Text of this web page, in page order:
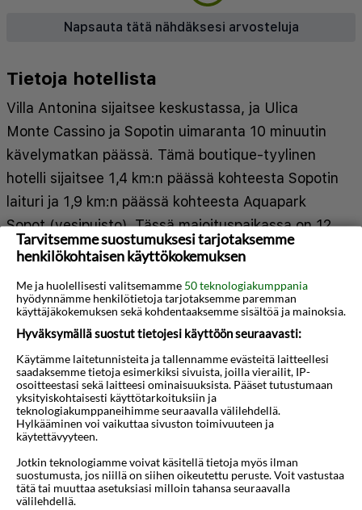
Napsauta tätä nähdäksesi arvosteluja
Tietoja hotellista
Villa Antonina sijaitsee keskustassa, ja Ulica
Monte Cassino ja Sopotin uimaranta 10 minuutin
kävelymatkan päässä. Tämä boutique-tyylinen
hotelli sijaitsee 1,4 km:n päässä kohteesta Sopotin
laituri ja 1,9 km:n päässä kohteesta Aquapark
Sopot (vesipuisto). Tässä majoituspaikassa on 12
yksilöllisesti sisustettua huonetta, joiden
tuotteilla täytetty minibaari. Varusteluun kuuluu
Select Comfort -patjallinen sänky. Mukavuuksiin
kuuluu kaapelikanavat sekä ilmainen langaton
internetyhteys. Huoneissa on oma kylpyhuone, ja
sen varusteluun kuuluu suihku, ilmaiset
hygieniatuotteet ja hiustenkuivaaja. Etäisyydet
pyöristetään lähimpään 0,1 mailiin ja kilometriin.
Sierakowskichin huvila - 0,4 km / 0,3 mi
Ulica Monte Cassino - 0,5 km / 0,3 mi
Näytä lisää
Kartta
Tarvitsemme suostumuksesi tarjotaksemme
henkilökohtaisen käyttökokemuksen
Me ja huolellisesti valitsemamme 50 teknologiakumppania
hyödynnämme henkilötietoja tarjotaksemme paremman
käyttäjäkokemuksen sekä kohdentaaksemme sisältöä ja mainoksia.
Hyväksymällä suostut tietojesi käyttöön seuraavasti:
Käytämme laitetunnisteita ja tallennamme evästeitä laitteellesi
saadaksemme tietoja esimerkiksi sivuista, joilla vierailit, IP-
osoitteestasi sekä laitteesi ominaisuuksista. Pääset tutustumaan
yksityiskohtaisesti käyttötarkoituksiin ja
teknologiakumppaneihimme seuraavalla välilehdellä.
Hylkääminen voi vaikuttaa sivuston toimivuuteen ja
käytettävyyteen.
Jotkin teknologiamme voivat käsitellä tietoja myös ilman
suostumusta, jos niillä on siihen oikeutettu peruste. Voit vastustaa
tätä tai muuttaa asetuksiasi milloin tahansa seuraavalla
välilehdellä.